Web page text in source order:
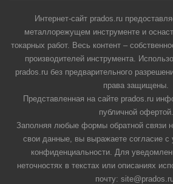
Интернет-сайт prados.ru
металлорежущем инструменте и
токарных работ. Весь контент –
производителей инструмента.
prados.ru без предварительного
права защищены.
Представленная на сайте prados.ru
публичной офертой.
Заполняя любые формы обратной связи
свои данные, вы выражаете согласие с
конфиденциальности. Для
неточностях в текстах или описаниях
почту: